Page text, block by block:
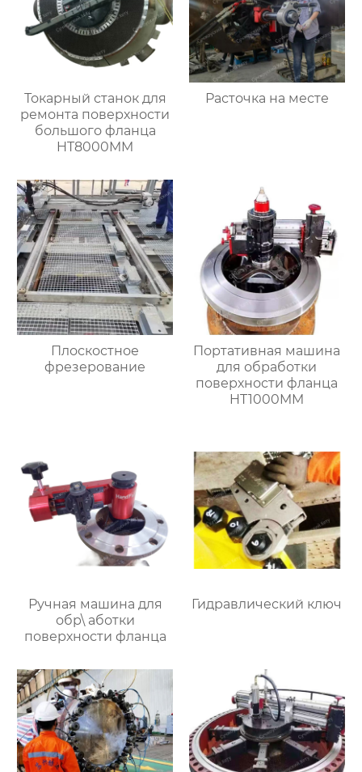
Токарный станок для
ремонта поверхности
большого фланца
HT8000MM
Расточка на месте
Плоскостное
фрезерование
Портативная машина
для обработки
поверхности фланца
HT1000MM
Ручная машина для
обр\ аботки
поверхности фланца
Гидравлический ключ